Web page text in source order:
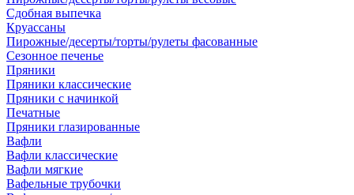
Сдобная выпечка
Круассаны
Пирожные/десерты/торты/рулеты фасованные
Сезонное печенье
Пряники
Пряники классические
Пряники с начинкой
Печатные
Пряники глазированные
Вафли
Вафли классические
Вафли мягкие
Вафельные трубочки